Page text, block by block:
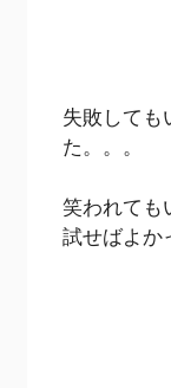
失敗しても
た。。。
笑われても
試せばよか